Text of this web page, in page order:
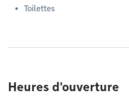
Toilettes
Heures d'ouverture